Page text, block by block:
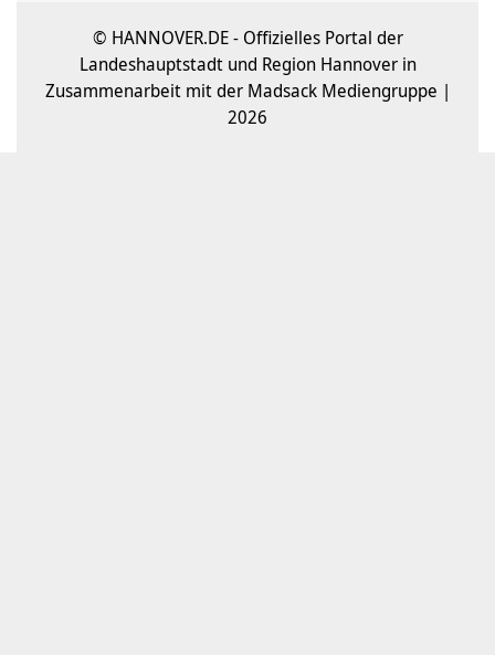
© HANNOVER.DE - Offizielles Portal der
Landeshauptstadt und Region Hannover in
Zusammenarbeit mit der Madsack Mediengruppe |
2026